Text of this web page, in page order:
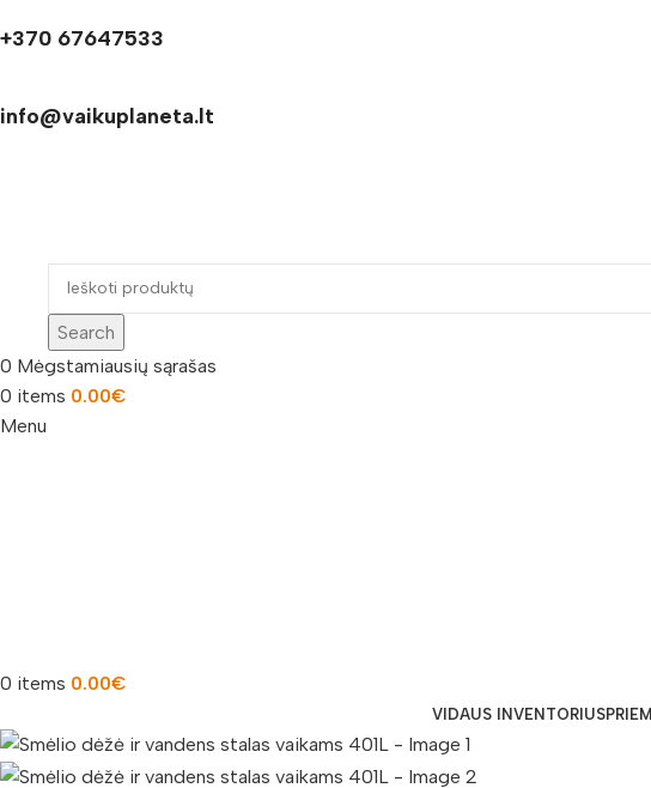
+370 67647533
info@vaikuplaneta.lt
Search
0 Mėgstamiausių sąrašas
0 items 0.00€
Menu
0 items 0.00€
VIDAUS INVENTORIUS